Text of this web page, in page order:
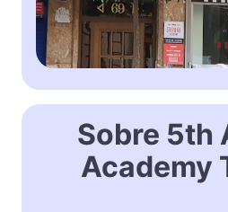
Sobre 5th
Academy